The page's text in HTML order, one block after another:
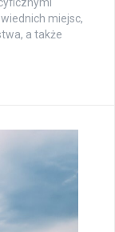
miejsc,
a także